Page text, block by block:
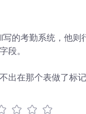
写的考勤系统，他则
段。
出在那个表做了标记